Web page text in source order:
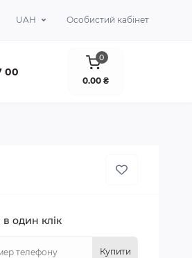
UAH Особистий кабінет
00
0
0.00 ₴
один клік
Купити